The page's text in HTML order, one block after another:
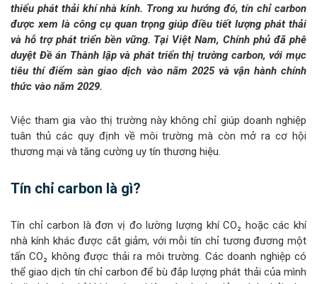
thiểu phát thải khí nhà kính. Trong xu hướng đó, tín chỉ carbon
được xem là công cụ quan trọng giúp điều tiết lượng phát thải
và hỗ trợ phát triển bền vững. Tại Việt Nam, Chính phủ đã phê
duyệt Đề án Thành lập và phát triển thị trường carbon, với mục
tiêu thí điểm sàn giao dịch vào năm 2025 và vận hành chính
thức vào năm 2029.
Việc tham gia vào thị trường này không chỉ giúp doanh nghiệp
tuân thủ các quy định về môi trường mà còn mở ra cơ hội
thương mại và tăng cường uy tín thương hiệu.
Tín chỉ carbon là gì?
Tín chỉ carbon là đơn vị đo lường lượng khí CO₂ hoặc các khí
nhà kính khác được cắt giảm, với mỗi tín chỉ tương đương một
tấn CO₂ không được thải ra môi trường. Các doanh nghiệp có
thể giao dịch tín chỉ carbon để bù đắp lượng phát thải của mình